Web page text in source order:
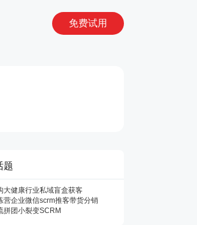
免费试用
题
大健康行业私域盲盒获客
营企业微信scrm推客带货分销
拼团小裂变SCRM